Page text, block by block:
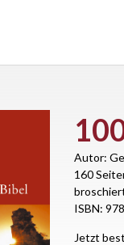
Autor:
160
ISBN:
Jetzt